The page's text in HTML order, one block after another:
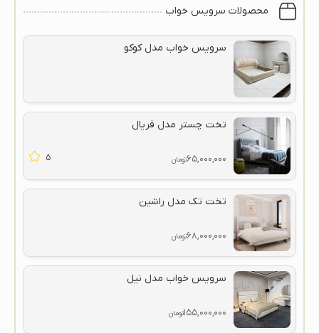
محصولات سرویس خواب
سرویس خواب مدل کوکو
تخت چستر مدل فریال
۶۵,۰۰۰,۰۰۰تومان 5
تخت تک مدل راشین
۶۸,۰۰۰,۰۰۰تومان
سرویس خواب مدل نیل
۱۵۵,۰۰۰,۰۰۰تومان